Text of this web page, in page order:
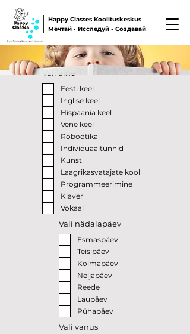
Happy Classes Koolituskeskus
Мечтай • Исследуй • Создавай
Eesti keel
Inglise keel
Hispaania keel
Vene keel
Robootika
Individuaaltunnid
Kunst
Laagrikasvatajate kool
Programmeerimine
Klaver
Vokaal
Vali nädalapäev
Esmaspäev
Teisipäev
Kolmapäev
Neljapäev
Reede
Laupäev
Pühapäev
Vali vanus